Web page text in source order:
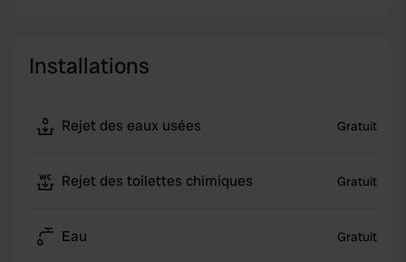
Installations
Rejet des eaux usées Gratuit
Rejet des toilettes chimiques Gratuit
Eau Gratuit